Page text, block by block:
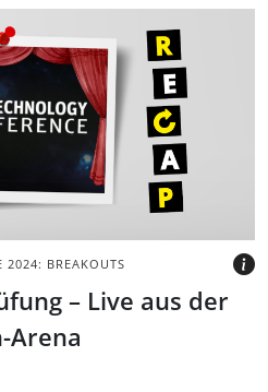
2024: BREAKOUTS
– Live aus der
Arena
das mit
befestigt
steht das